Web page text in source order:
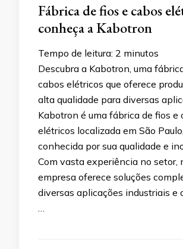
Fábrica de fios e cabos
conheça a Kabotron
Tempo de leitura: 2 minutos
Descubra a Kabotron, uma
cabos elétricos que oferece
alta qualidade para diversas
Kabotron é uma fábrica de fios e
elétricos localizada em São Paulo,
conhecida por sua qualidade e
Com vasta experiência no setor,
empresa oferece soluções
diversas aplicações industriais e